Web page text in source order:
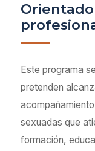
Este programa
pretenden
sexuadas que
formación,